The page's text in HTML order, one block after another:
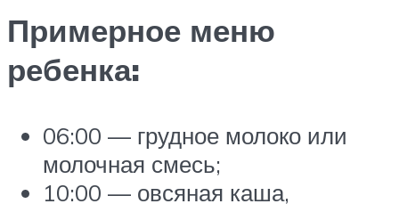
Примерное меню
ребенка:
06:00 — грудное молоко или
молочная смесь;
10:00 — овсяная каша,